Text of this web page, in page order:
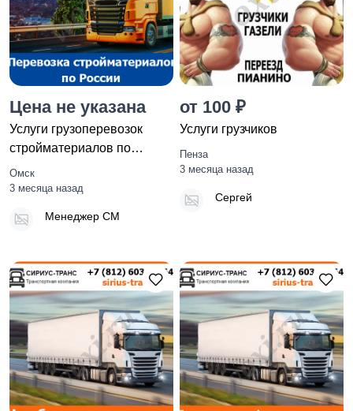
Цена не указана
Услуги грузоперевозок
стройматериалов по
России - тарифы и цены
транс
Омск
3 месяца назад
Менеджер СМ
от 100 ₽
Услуги грузчиков
Пенза
3 месяца назад
Сергей